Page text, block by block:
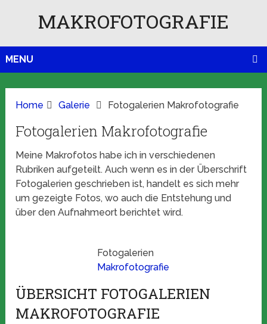
MAKROFOTOGRAFIE
MENU
Home Galerie Fotogalerien Makrofotografie
Fotogalerien Makrofotografie
Meine Makrofotos habe ich in verschiedenen
Rubriken aufgeteilt. Auch wenn es in der Überschrift
Fotogalerien geschrieben ist, handelt es sich mehr
um gezeigte Fotos, wo auch die Entstehung und
über den Aufnahmeort berichtet wird.
Fotogalerien
Makrofotografie
ÜBERSICHT FOTOGALERIEN
MAKROFOTOGRAFIE